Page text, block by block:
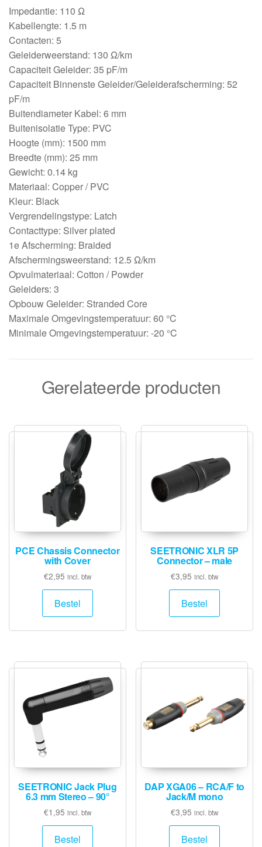
Impedantie: 110 Ω
Kabellengte: 1.5 m
Contacten: 5
Geleiderweerstand: 130 Ω/km
Capaciteit Geleider: 35 pF/m
Capaciteit Binnenste Geleider/Geleiderafscherming: 52
pF/m
Buitendiameter Kabel: 6 mm
Buitenisolatie Type: PVC
Hoogte (mm): 1500 mm
Breedte (mm): 25 mm
Gewicht: 0.14 kg
Materiaal: Copper / PVC
Kleur: Black
Vergrendelingstype: Latch
Contacttype: Silver plated
1e Afscherming: Braided
Afschermingsweerstand: 12.5 Ω/km
Opvulmateriaal: Cotton / Powder
Geleiders: 3
Opbouw Geleider: Stranded Core
Maximale Omgevingstemperatuur: 60 °C
Minimale Omgevingstemperatuur: -20 °C
Gerelateerde producten
PCE Chassis Connector
with Cover
€2,95 incl. btw
Bestel
SEETRONIC XLR 5P
Connector – male
€3,95 incl. btw
Bestel
SEETRONIC Jack Plug
6.3 mm Stereo – 90°
€1,95 incl. btw
Bestel
DAP XGA06 – RCA/F to
Jack/M mono
€3,95 incl. btw
Bestel